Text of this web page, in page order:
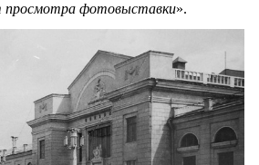
просмотра фотовыставки».